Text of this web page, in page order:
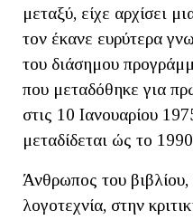
μεταξύ, είχε αρχίσει
τον έκανε ευρύτερα
του διάσημου
που μεταδόθηκε για
στις 10 Ιανουαρίου
μεταδίδεται ώς το
Άνθρωπος του
λογοτεχνία, στην